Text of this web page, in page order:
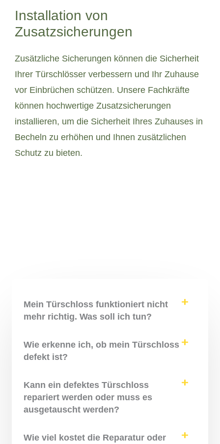
Installation von
Zusatzsicherungen
Zusätzliche Sicherungen können die Sicherheit
Ihrer Türschlösser verbessern und Ihr Zuhause
vor Einbrüchen schützen. Unsere Fachkräfte
können hochwertige Zusatzsicherungen
installieren, um die Sicherheit Ihres Zuhauses in
Becheln zu erhöhen und Ihnen zusätzlichen
Schutz zu bieten.
Mein Türschloss funktioniert nicht
mehr richtig. Was soll ich tun?
Wie erkenne ich, ob mein Türschloss
defekt ist?
Kann ein defektes Türschloss
repariert werden oder muss es
ausgetauscht werden?
Wie viel kostet die Reparatur oder